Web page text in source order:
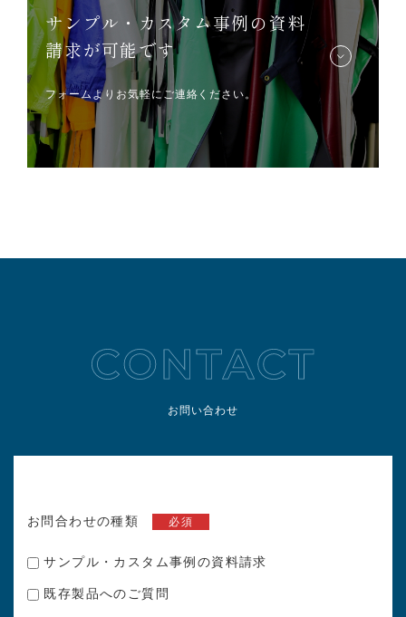
サンプル・カスタム事例の資料
請求が可能です
フォームよりお気軽にご連絡ください。
お問い合わせ
お問合わせの種類 必須
サンプル・カスタム事例の資料請求
既存製品へのご質問